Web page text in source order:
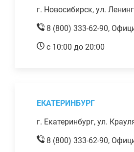
г. Новосибирск, ул.
8 (800) 333-62-90,
с 10:00 до 20:00
ЕКАТЕРИНБУРГ
г. Екатеринбург, ул.
8 (800) 333-62-90,